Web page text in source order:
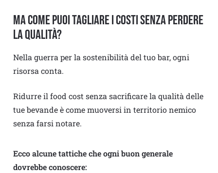
Ma come puoi tagliare i costi senza perdere
la qualità?
Nella guerra per la sostenibilità del tuo bar, ogni
risorsa conta.
Ridurre il food cost senza sacrificare la qualità delle
tue bevande è come muoversi in territorio nemico
senza farsi notare.
Ecco alcune tattiche che ogni buon generale
dovrebbe conoscere: